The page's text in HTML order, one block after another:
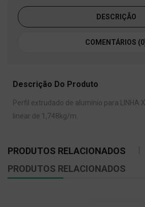
DESCRIÇÃO
COMENTÁRIOS
Descrição Do Produto
Perfil extrudado de alumínio para LINHA
linear de 1,748kg/m.
PRODUTOS RELACIONADOS
PRODUTOS RELACIONADOS